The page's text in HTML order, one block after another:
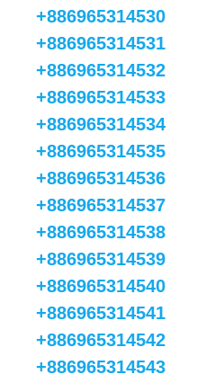
+886965314530
+886965314531
+886965314532
+886965314533
+886965314534
+886965314535
+886965314536
+886965314537
+886965314538
+886965314539
+886965314540
+886965314541
+886965314542
+886965314543